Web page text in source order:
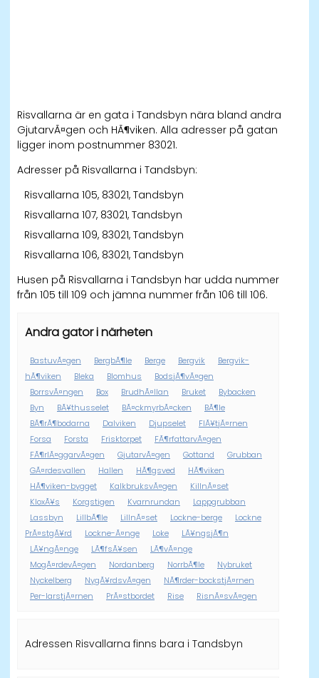
Risvallarna är en gata i Tandsbyn nära bland andra
GjutarvÃ¤gen och HÃ¶viken. Alla adresser på gatan
ligger inom postnummer 83021.
Adresser på Risvallarna i Tandsbyn:
Risvallarna 105, 83021, Tandsbyn
Risvallarna 107, 83021, Tandsbyn
Risvallarna 109, 83021, Tandsbyn
Risvallarna 106, 83021, Tandsbyn
Husen på Risvallarna i Tandsbyn har udda nummer
från 105 till 109 och jämna nummer från 106 till 106.
Andra gator i närheten
BastuvÃ¤gen BergbÃ¶le Berge Bergvik
Bergvik-
hÃ¶viken
Bleka Blomhus
BodsjÃ¶vÃ¤gen
BorrsvÃ¤ngen
Box BrudhÃ¤llan Bruket
Bybacken
Byn
BÃ¥thusselet BÃ¤ckmyrbÃ¤cken
BÃ¶le
BÃ¶rÃ¶bodarna
Dalviken Djupselet
FlÃ¥tjÃ¤rnen
Forsa
Forsta Frisktorpet
FÃ¶rfattarvÃ¤gen
FÃ¶rlÃ¤ggarvÃ¤gen
GjutarvÃ¤gen Gottand
Grubban
GÃ¤rdesvallen
Hallen HÃ¶gsved
HÃ¶viken
HÃ¶viken-bygget
KalkbruksvÃ¤gen
KillnÃ¤set
KloxÃ¥s
Korgstigen Kvarnrundan
Lappgrubban
Lassbyn
LillbÃ¶le LillnÃ¤set Lockne-berge
Lockne
PrÃ¤stgÃ¥rd
Lockne-Ã¤nge Loke
LÃ¥ngsjÃ¶n
LÃ¥ngÃ¤nge
LÃ¶fsÃ¥sen
LÃ¶vÃ¤nge
MogÃ¤rdevÃ¤gen
Nordanberg NorrbÃ¶le
Nybruket
Nyckelberg
NygÃ¥rdsvÃ¤gen
NÃ¶rder-bockstjÃ¤rnen
Per-larstjÃ¤rnen
PrÃ¤stbordet Rise RisnÃ¤svÃ¤gen
Adressen Risvallarna finns bara i Tandsbyn